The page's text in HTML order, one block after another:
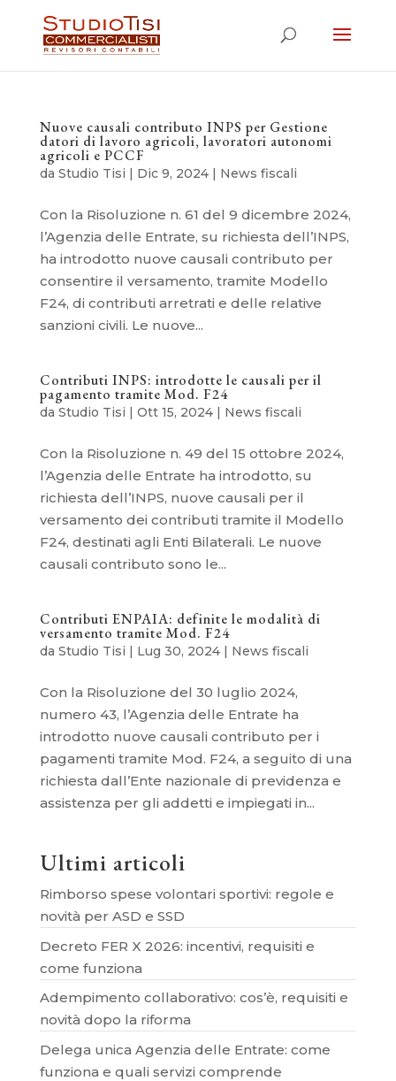
Nuove causali contributo INPS per Gestione
datori di lavoro agricoli, lavoratori autonomi
agricoli e PCCF
da Studio Tisi | Dic 9, 2024| News fiscali
Con la Risoluzione n. 61 del 9 dicembre 2024,
l’Agenzia delle Entrate, su richiesta dell’INPS,
ha introdotto nuove causali contributo per
consentire il versamento, tramite Modello
F24, di contributi arretrati e delle relative
sanzioni civili. Le nuove...
Contributi INPS: introdotte le causali per il
pagamento tramite Mod. F24
da Studio Tisi | Ott 15, 2024| News fiscali
Con la Risoluzione n. 49 del 15 ottobre 2024,
l’Agenzia delle Entrate ha introdotto, su
richiesta dell’INPS, nuove causali per il
versamento dei contributi tramite il Modello
F24, destinati agli Enti Bilaterali. Le nuove
causali contributo sono le...
Contributi ENPAIA: definite le modalità di
versamento tramite Mod. F24
da Studio Tisi | Lug 30, 2024| News fiscali
Con la Risoluzione del 30 luglio 2024,
numero 43, l’Agenzia delle Entrate ha
introdotto nuove causali contributo per i
pagamenti tramite Mod. F24, a seguito di una
richiesta dall’Ente nazionale di previdenza e
assistenza per gli addetti e impiegati in...
Ultimi articoli
Rimborso spese volontari sportivi: regole e
novità per ASD e SSD
Decreto FER X 2026: incentivi, requisiti e
come funziona
Adempimento collaborativo: cos’è, requisiti e
novità dopo la riforma
Delega unica Agenzia delle Entrate: come
funziona e quali servizi comprende